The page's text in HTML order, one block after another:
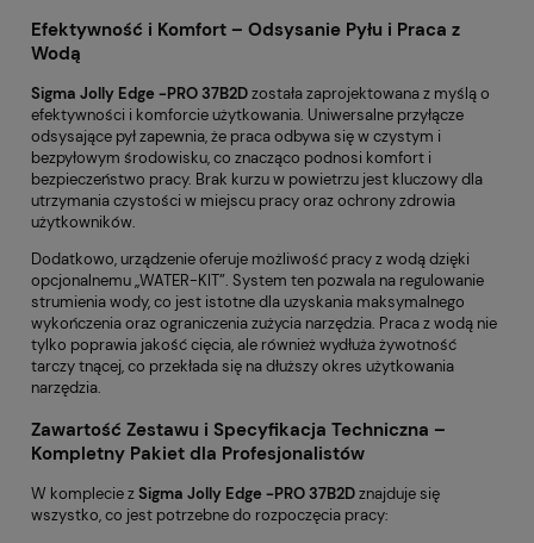
Efektywność i Komfort – Odsysanie Pyłu i Praca z
Wodą
Sigma Jolly Edge -PRO 37B2Dzostała zaprojektowana z myślą o
efektywności i komforcie użytkowania. Uniwersalne przyłącze
odsysające pył zapewnia, że praca odbywa się w czystym i
bezpyłowym środowisku, co znacząco podnosi komfort i
bezpieczeństwo pracy. Brak kurzu w powietrzu jest kluczowy dla
utrzymania czystości w miejscu pracy oraz ochrony zdrowia
użytkowników.
Dodatkowo, urządzenie oferuje możliwość pracy z wodą dzięki
opcjonalnemu „WATER-KIT”. System ten pozwala na regulowanie
strumienia wody, co jest istotne dla uzyskania maksymalnego
wykończenia oraz ograniczenia zużycia narzędzia. Praca z wodą nie
tylko poprawia jakość cięcia, ale również wydłuża żywotność
tarczy tnącej, co przekłada się na dłuższy okres użytkowania
narzędzia.
Zawartość Zestawu i Specyfikacja Techniczna –
Kompletny Pakiet dla Profesjonalistów
W komplecie zSigma Jolly Edge -PRO 37B2Dznajduje się
wszystko, co jest potrzebne do rozpoczęcia pracy: